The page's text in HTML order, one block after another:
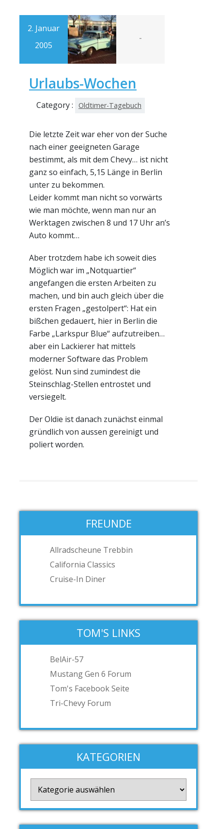
2. Januar
2005
-
Urlaubs-Wochen
Category : Oldtimer-Tagebuch
Die letzte Zeit war eher von der Suche
nach einer geeigneten Garage
bestimmt, als mit dem Chevy… ist nicht
ganz so einfach, 5,15 Länge in Berlin
unter zu bekommen.
Leider kommt man nicht so vorwärts
wie man möchte, wenn man nur an
Werktagen zwischen 8 und 17 Uhr an’s
Auto kommt…
Aber trotzdem habe ich soweit dies
Möglich war im „Notquartier“
angefangen die ersten Arbeiten zu
machen, und bin auch gleich über die
ersten Fragen „gestolpert“: Hat ein
bißchen gedauert, hier in Berlin die
Farbe „Larkspur Blue“ aufzutreiben…
aber ein Lackierer hat mittels
moderner Software das Problem
gelöst. Nun sind zumindest die
Steinschlag-Stellen entrostet und
versiegelt.
Der Oldie ist danach zunächst einmal
gründlich von aussen gereinigt und
poliert worden.
FREUNDE
Allradscheune Trebbin
California Classics
Cruise-In Diner
TOM'S LINKS
BelAir-57
Mustang Gen 6 Forum
Tom's Facebook Seite
Tri-Chevy Forum
KATEGORIEN